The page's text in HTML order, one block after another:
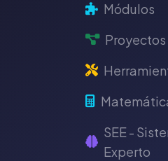
Módulos
Proyectos
SEE -
Experto